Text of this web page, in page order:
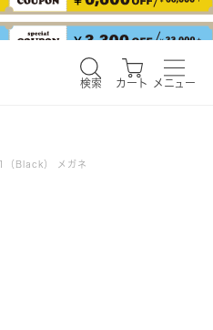
検索 カート メニュー
検索 カート メニュー
（Black） メガネ